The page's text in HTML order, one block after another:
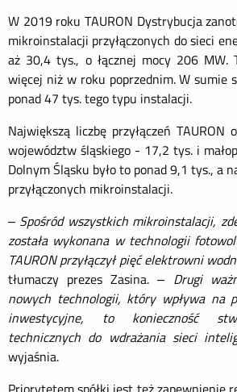
W 2019 roku TAURON Dystrybucja
mikroinstalacji przyłączonych do sieci
aż 30,4 tys., o łącznej mocy 206 MW.
więcej niż w roku poprzednim. W sumie
ponad 47 tys. tego typu instalacji.
Największą liczbę przyłączeń TAURON
województw śląskiego - 17,2 tys. i
Dolnym Śląsku było to ponad 9,1 tys., a
przyłączonych mikroinstalacji.
– Spośród wszystkich mikroinstalacji,
została wykonana w technologii
TAURON przyłączył pięć elektrowni
tłumaczy prezes Zasina. – Drugi
nowych technologii, który wpływa na
inwestycyjne, to konieczność
technicznych do wdrażania sieci
wyjaśnia.